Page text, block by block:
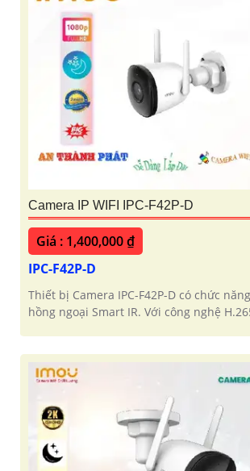
Camera IP WIFI IPC-F42P-D
Giá : 1,400,000 ₫
IPC-F42P-D
Thiết bị Camera IPC-F42P-D có chức
hồng ngoại Smart IR. Với công nghệ